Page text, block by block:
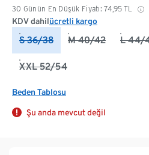
30 Günün En Düşük Fiyatı: 74,95 TL
KDV dahilücretli kargo
S 36/38 M 40/42 L 44/
XXL 52/54
Beden Tablosu
Şu anda mevcut değil